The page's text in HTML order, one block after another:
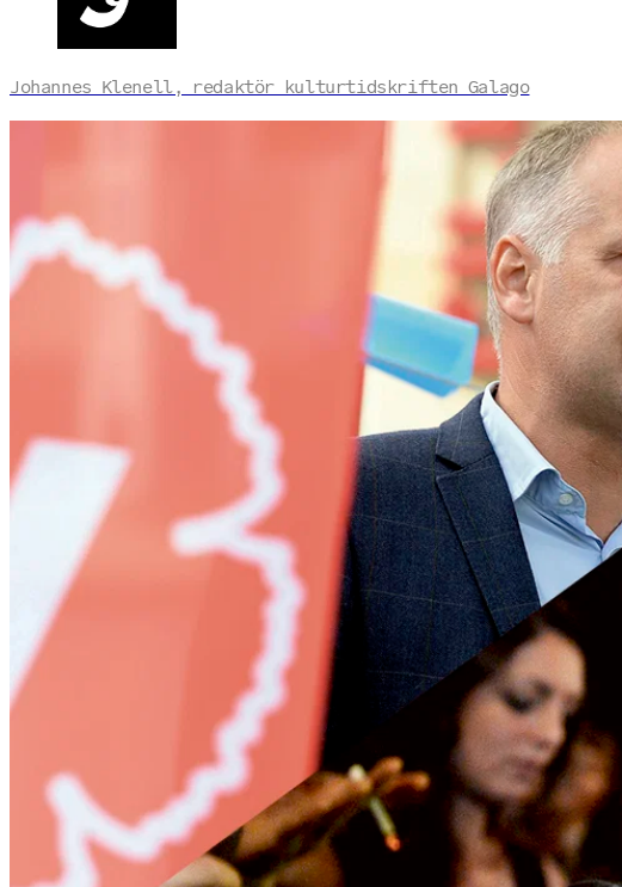
Johannes Klenell, redaktör kulturtidskriften Galago